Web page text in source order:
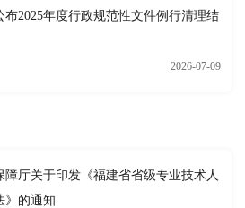
2025年度行政规范性文件例行清理结
2026-07-09
厅关于印发《福建省省级专业技术人
》的通知